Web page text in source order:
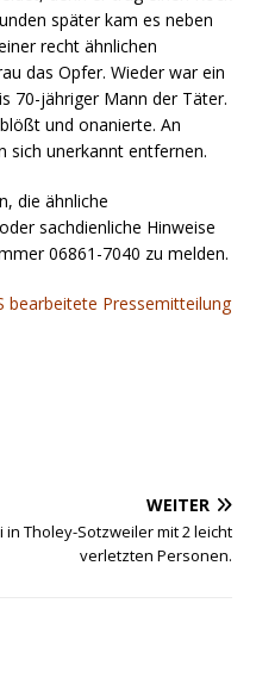
später kam es neben
recht ähnlichen
das Opfer. Wieder war ein
70-jähriger Mann der Täter.
und onanierte. An
sich unerkannt entfernen.
die ähnliche
sachdienliche Hinweise
06861-7040 zu melden.
bearbeitete Pressemitteilung
WEITER
Tholey-Sotzweiler mit 2 leicht
verletzten Personen.